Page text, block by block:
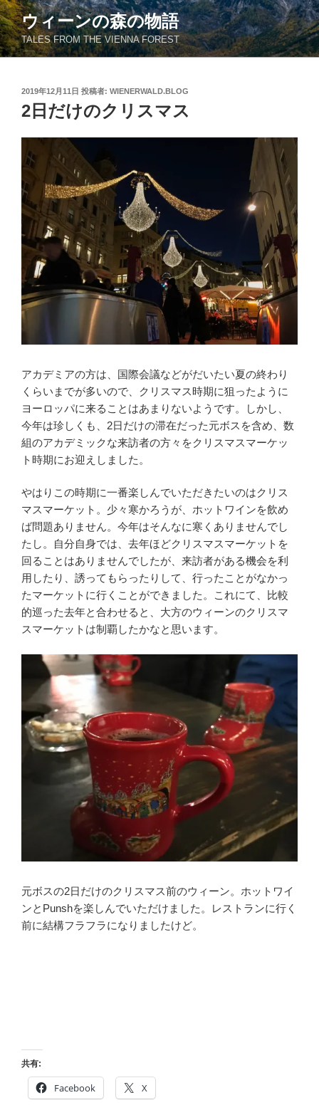
コ
ン
テ
ン
ウィーンの森の物語
TALES FROM THE VIENNA FOREST
投
稿
日:
2019年12月11日 投稿者: WIENERWALD.BLOG
2日だけのクリスマス
アカデミアの方は、国際会議などがだいたい夏の終わり
くらいまでが多いので、クリスマス時期に狙ったように
ヨーロッパに来ることはあまりないようです。しかし、
今年は珍しくも、2日だけの滞在だった元ボスを含め、数
組のアカデミックな来訪者の方々をクリスマスマーケッ
ト時期にお迎えしました。
やはりこの時期に一番楽しんでいただきたいのはクリス
マスマーケット。少々寒かろうが、ホットワインを飲め
ば問題ありません。今年はそんなに寒くありませんでし
たし。自分自身では、去年ほどクリスマスマーケットを
回ることはありませんでしたが、来訪者がある機会を利
用したり、誘ってもらったりして、行ったことがなかっ
たマーケットに行くことができました。これにて、比較
的巡った去年と合わせると、大方のウィーンのクリスマ
スマーケットは制覇したかなと思います。
元ボスの2日だけのクリスマス前のウィーン。ホットワイ
ンとPunshを楽しんでいただけました。レストランに行く
前に結構フラフラになりましたけど。
共有:
Facebook X